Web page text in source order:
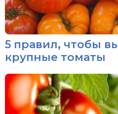
5 правил, чтобы
крупные томаты